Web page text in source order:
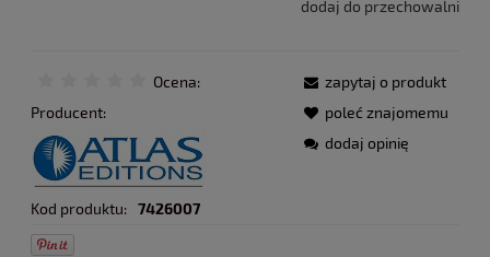
dodaj do przechowalni
Ocena:
Producent:
Kod produktu: 7426007
zapytaj o produkt
poleć znajomemu
dodaj opinię